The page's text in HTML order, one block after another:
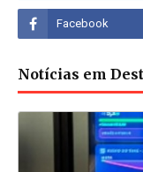
Notícias em